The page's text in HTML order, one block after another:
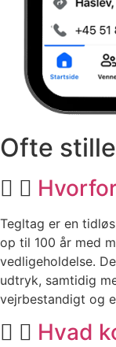
Ofte
Tegltag er en
op til 100 år med
vedligeholdelse.
udtryk, samtidig
vejrbestandigt og
Hvad